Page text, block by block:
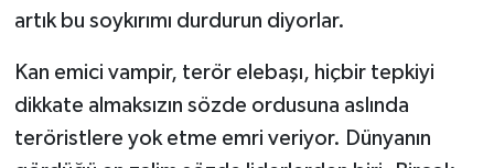
artık bu soykırımı durdurun diyorlar.
Kan emici vampir, terör elebaşı, hiçbir tepkiyi
dikkate almaksızın sözde ordusuna aslında
teröristlere yok etme emri veriyor. Dünyanın